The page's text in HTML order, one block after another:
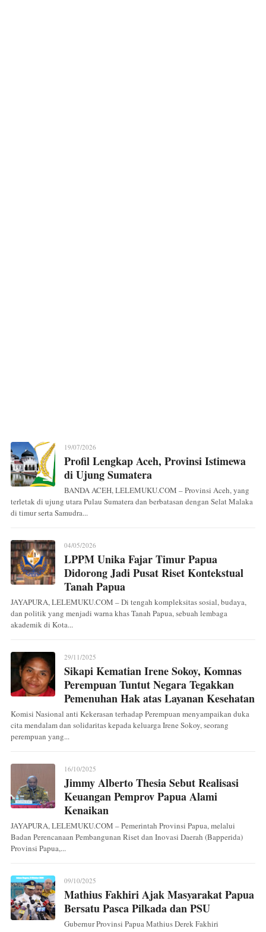
19/07/2026
Profil Lengkap Aceh, Provinsi Istimewa
di Ujung Sumatera
BANDA ACEH, LELEMUKU.COM – Provinsi Aceh, yang
terletak di ujung utara Pulau Sumatera dan berbatasan dengan Selat Malaka
di timur serta Samudra...
04/05/2026
LPPM Unika Fajar Timur Papua
Didorong Jadi Pusat Riset Kontekstual
Tanah Papua
JAYAPURA, LELEMUKU.COM – Di tengah kompleksitas sosial, budaya,
dan politik yang menjadi warna khas Tanah Papua, sebuah lembaga
akademik di Kota...
29/11/2025
Sikapi Kematian Irene Sokoy, Komnas
Perempuan Tuntut Negara Tegakkan
Pemenuhan Hak atas Layanan Kesehatan
Komisi Nasional anti Kekerasan terhadap Perempuan menyampaikan duka
cita mendalam dan solidaritas kepada keluarga Irene Sokoy, seorang
perempuan yang...
16/10/2025
Jimmy Alberto Thesia Sebut Realisasi
Keuangan Pemprov Papua Alami
Kenaikan
JAYAPURA, LELEMUKU.COM – Pemerintah Provinsi Papua, melalui
Badan Perencanaan Pembangunan Riset dan Inovasi Daerah (Bapperida)
Provinsi Papua,...
09/10/2025
Mathius Fakhiri Ajak Masyarakat Papua
Bersatu Pasca Pilkada dan PSU
Gubernur Provinsi Papua Mathius Derek Fakhiri